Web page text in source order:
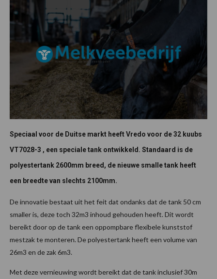
Speciaal voor de Duitse markt heeft Vredo voor de 32 kuubs
VT7028-3 , een speciale tank ontwikkeld. Standaard is de
polyestertank 2600mm breed, de nieuwe smalle tank heeft
een breedte van slechts 2100mm.
De innovatie bestaat uit het feit dat ondanks dat de tank 50 cm
smaller is, deze toch 32m3 inhoud gehouden heeft. Dit wordt
bereikt door op de tank een oppompbare flexibele kunststof
mestzak te monteren. De polyestertank heeft een volume van
26m3 en de zak 6m3.
Met deze vernieuwing wordt bereikt dat de tank inclusief 30m